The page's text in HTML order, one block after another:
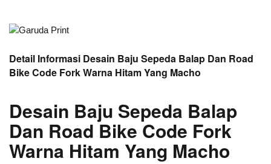
Detail Informasi Desain Baju Sepeda Balap Dan Road
Bike Code Fork Warna Hitam Yang Macho
Desain Baju Sepeda Balap
Dan Road Bike Code Fork
Warna Hitam Yang Macho